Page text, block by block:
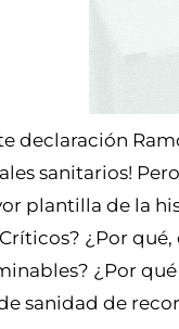
declaración
sanitarios!
plantilla de la
¿Por
¿Por
sanidad de